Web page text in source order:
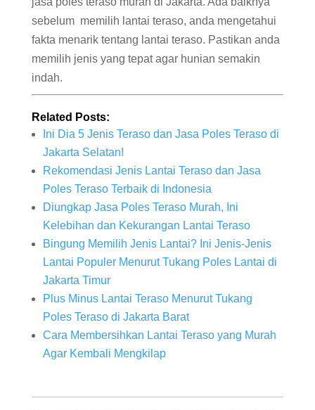
sebelum memilih lantai teraso, anda mengetahui
fakta menarik tentang lantai teraso. Pastikan anda
memilih jenis yang tepat agar hunian semakin
indah.
Related Posts:
Ini Dia 5 Jenis Teraso dan Jasa Poles Teraso di
Jakarta Selatan!
Rekomendasi Jenis Lantai Teraso dan Jasa
Poles Teraso Terbaik di Indonesia
Diungkap Jasa Poles Teraso Murah, Ini
Kelebihan dan Kekurangan Lantai Teraso
Bingung Memilih Jenis Lantai? Ini Jenis-Jenis
Lantai Populer Menurut Tukang Poles Lantai di
Jakarta Timur
Plus Minus Lantai Teraso Menurut Tukang
Poles Teraso di Jakarta Barat
Cara Membersihkan Lantai Teraso yang Murah
Agar Kembali Mengkilap